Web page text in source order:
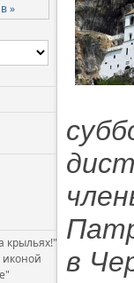
»
крыльях!"
иконой
в